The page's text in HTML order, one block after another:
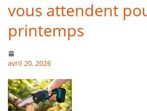
vous attendent
printemps
avril 20, 2026